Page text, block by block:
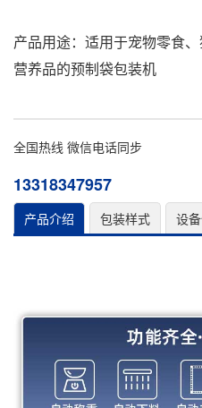
产品用途：适用于宠物零食
营养品的预制袋包装机
全国热线 微信电话同步
13318347957
产品介绍 包装样式 设